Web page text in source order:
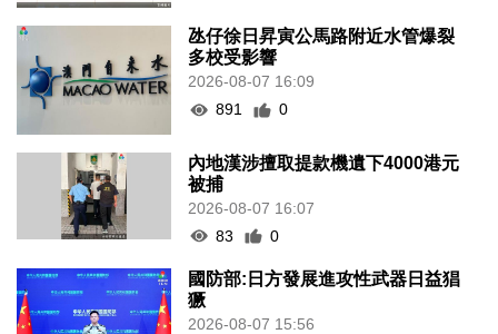
氹仔徐日昇寅公馬路附近水管爆裂
多校受影響
2026-08-07 16:09
891
0
內地漢涉擅取提款機遺下4000港元
被捕
2026-08-07 16:07
83
0
國防部:日方發展進攻性武器日益猖
獗
2026-08-07 15:56